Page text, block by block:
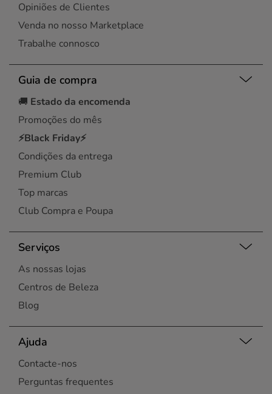
Opiniões de Clientes
Venda no nosso Marketplace
Trabalhe connosco
Guia de compra
🚚 Estado da encomenda
Promoções do mês
⚡Black Friday⚡
Condições da entrega
Premium Club
Top marcas
Club Compra e Poupa
Serviços
As nossas lojas
Centros de Beleza
Blog
Ajuda
Contacte-nos
Perguntas frequentes